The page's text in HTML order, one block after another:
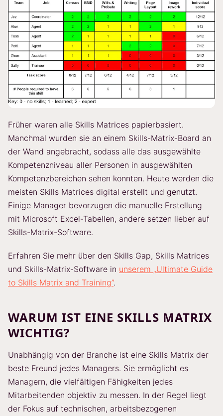
Früher waren alle Skills Matrices papierbasiert.
Manchmal wurden sie an einem Skills-Matrix-Board an
der Wand angebracht, sodass alle das ausgewählte
Kompetenzniveau aller Personen in ausgewählten
Kompetenzbereichen sehen konnten. Heute werden die
meisten Skills Matrices digital erstellt und genutzt.
Einige Manager bevorzugen die manuelle Erstellung
mit Microsoft Excel-Tabellen, andere setzen lieber auf
Skills-Matrix-Software.
Erfahren Sie mehr über den Skills Gap, Skills Matrices
und Skills-Matrix-Software in unserem „Ultimate Guide
to Skills Matrix and Training”.
WARUM IST EINE SKILLS MATRIX
WICHTIG?
Unabhängig von der Branche ist eine Skills Matrix der
beste Freund jedes Managers. Sie ermöglicht es
Managern, die vielfältigen Fähigkeiten jedes
Mitarbeitenden objektiv zu messen. In der Regel liegt
der Fokus auf technischen, arbeitsbezogenen